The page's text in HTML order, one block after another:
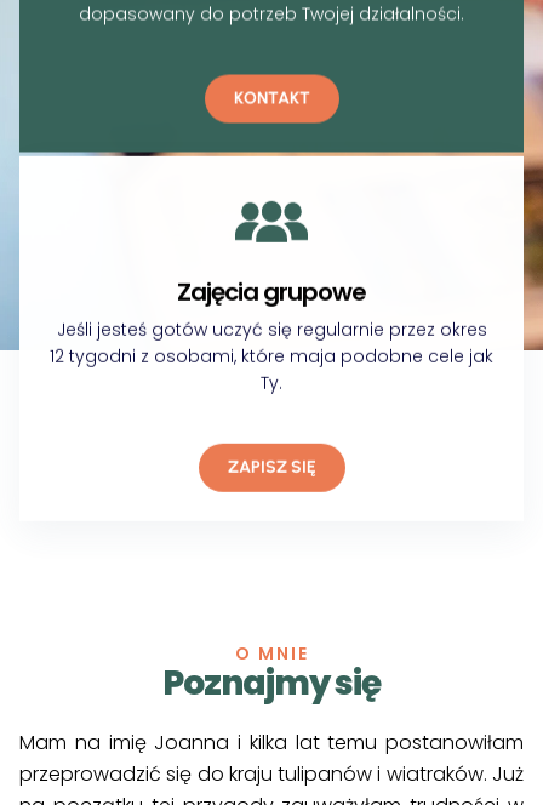
dopasowany do potrzeb Twojej działalności.
KONTAKT
Zajęcia grupowe
Jeśli jesteś gotów uczyć się regularnie przez okres
12 tygodni z osobami, które maja podobne cele jak
Ty.
ZAPISZ SIĘ
O MNIE
Poznajmy się
Mam na imię Joanna i kilka lat temu postanowiłam
przeprowadzić się do kraju tulipanów i wiatraków. Już